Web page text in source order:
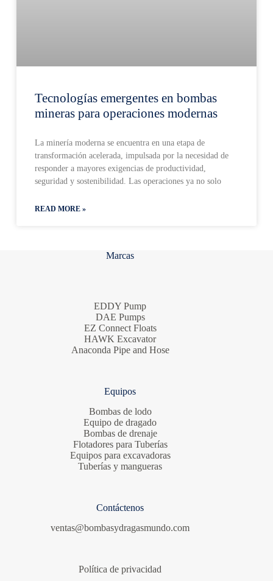
Tecnologías emergentes en bombas
mineras para operaciones modernas
La minería moderna se encuentra en una etapa de
transformación acelerada, impulsada por la necesidad de
responder a mayores exigencias de productividad,
seguridad y sostenibilidad. Las operaciones ya no solo
READ MORE »
Marcas
EDDY Pump
DAE Pumps
EZ Connect Floats
HAWK Excavator
Anaconda Pipe and Hose
Equipos
Bombas de lodo
Equipo de dragado
Bombas de drenaje
Flotadores para Tuberías
Equipos para excavadoras
Tuberías y mangueras
Contáctenos
ventas@bombasydragasmundo.com
Política de privacidad